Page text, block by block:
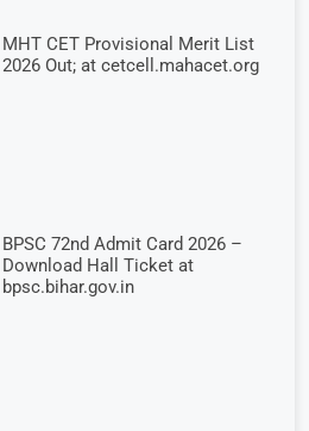
MHT CET Provisional Merit List
2026 Out; at cetcell.mahacet.org
BPSC 72nd Admit Card 2026 –
Download Hall Ticket at
bpsc.bihar.gov.in